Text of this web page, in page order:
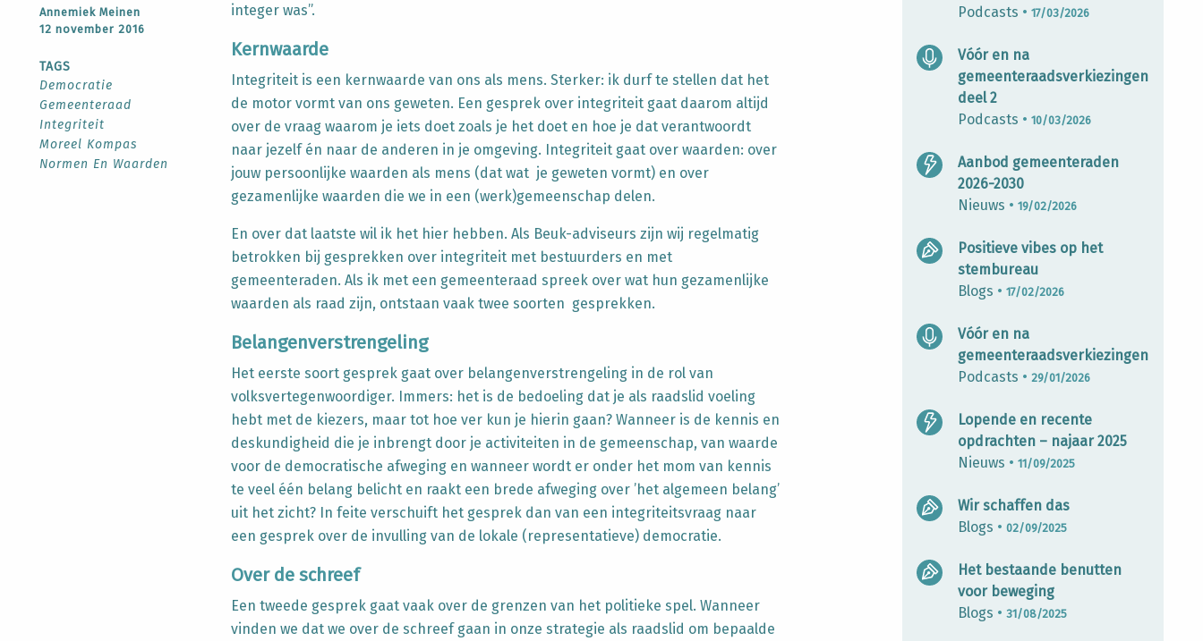
Annemiek Meinen
12 november 2016
TAGS
Democratie
Gemeenteraad
Integriteit
Moreel Kompas
Normen En Waarden
integer was”.
Kernwaarde
Integriteit is een kernwaarde van ons als mens. Sterker: ik durf te stellen dat het
de motor vormt van ons geweten. Een gesprek over integriteit gaat daarom altijd
over de vraag waarom je iets doet zoals je het doet en hoe je dat verantwoordt
naar jezelf én naar de anderen in je omgeving. Integriteit gaat over waarden: over
jouw persoonlijke waarden als mens (dat wat je geweten vormt) en over
gezamenlijke waarden die we in een (werk)gemeenschap delen.
En over dat laatste wil ik het hier hebben. Als Beuk-adviseurs zijn wij regelmatig
betrokken bij gesprekken over integriteit met bestuurders en met
gemeenteraden. Als ik met een gemeenteraad spreek over wat hun gezamenlijke
waarden als raad zijn, ontstaan vaak twee soorten gesprekken.
Belangenverstrengeling
Het eerste soort gesprek gaat over belangenverstrengeling in de rol van
volksvertegenwoordiger. Immers: het is de bedoeling dat je als raadslid voeling
hebt met de kiezers, maar tot hoe ver kun je hierin gaan? Wanneer is de kennis en
deskundigheid die je inbrengt door je activiteiten in de gemeenschap, van waarde
voor de democratische afweging en wanneer wordt er onder het mom van kennis
te veel één belang belicht en raakt een brede afweging over ’het algemeen belang’
uit het zicht? In feite verschuift het gesprek dan van een integriteitsvraag naar
een gesprek over de invulling van de lokale (representatieve) democratie.
Over de schreef
Een tweede gesprek gaat vaak over de grenzen van het politieke spel. Wanneer
vinden we dat we over de schreef gaan in onze strategie als raadslid om bepaalde
Podcasts •17/03/2026
Vóór en na
gemeenteraadsverkiezingen
deel 2
Podcasts •10/03/2026
Aanbod gemeenteraden
2026-2030
Nieuws •19/02/2026
Positieve vibes op het
stembureau
Blogs •17/02/2026
Vóór en na
gemeenteraadsverkiezingen
Podcasts • 29/01/2026
Lopende en recente
opdrachten – najaar 2025
Nieuws •11/09/2025
Wir schaffen das
Blogs •02/09/2025
Het bestaande benutten
voor beweging
Blogs •31/08/2025